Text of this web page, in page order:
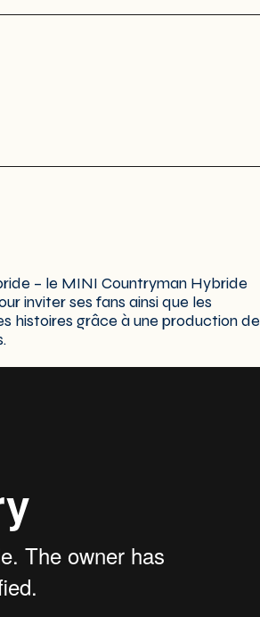
– le MINI Countryman Hybride
inviter ses fans ainsi que les
histoires grâce à une production de